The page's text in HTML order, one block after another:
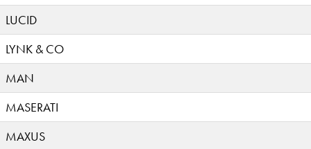
LUCID
LYNK & CO
MAN
MASERATI
MAXUS